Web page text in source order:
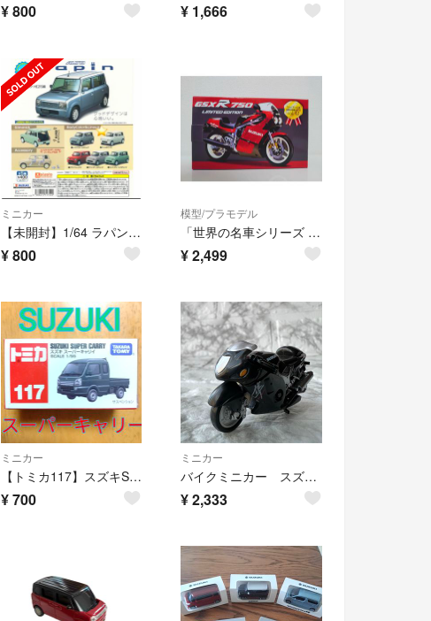
¥800 ¥ 1,666
ミニカー
【未開封】1/64 ラパン スズキ ガチャ ミニカー パールホワイト
¥800
模型/プラモデル
「世界の名車シリーズ vol.42 スズキ GSX-R750 限定版」
¥2,499
ミニカー
【トミカ117】スズキSUZUKIスーパーキャリイ軽トラ キャリィキャリー
¥700
ミニカー
バイクミニカー スズキGSX1300Rハヤブサ 隼 黒 美品レア スーパーバイク
¥2,333